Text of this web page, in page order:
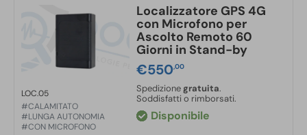
LOC.05
#CALAMITATO
#LUNGA AUTONOMIA
#CON MICROFONO
Localizzatore GPS 4G
con Microfono per
Ascolto Remoto 60
Giorni in Stand-by
€550,00
Spedizione gratuita.
Soddisfatti o rimborsati.
Disponibile